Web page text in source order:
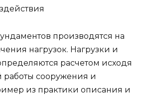
производятся на
нагрузок. Нагрузки и
расчетом исходя
работы сооружения и
из практики описания и